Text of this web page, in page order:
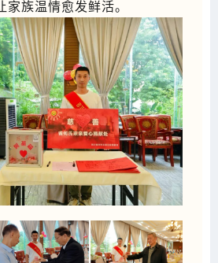
族温情愈发鲜活。